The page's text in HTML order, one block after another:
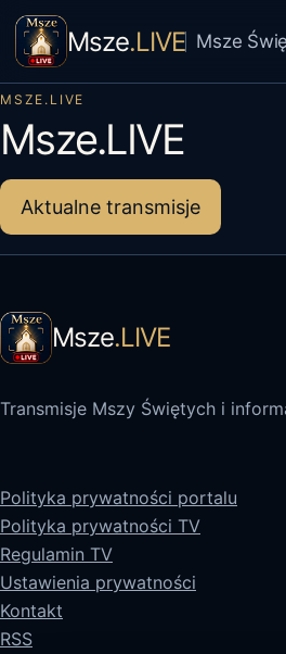
Msze.LIVE Msze
MSZE.LIVE
Msze.LIVE
Aktualne transmisje
Msze.LIVE
Transmisje Mszy Świętych i
Polityka prywatności portalu
Polityka prywatności TV
Regulamin TV
Ustawienia prywatności
Kontakt
RSS